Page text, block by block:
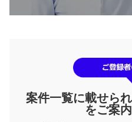
案件一覧に載せら
をご案